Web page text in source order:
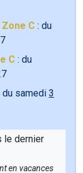
Zone C : du
C : du
du samedi 3
le dernier
en vacances